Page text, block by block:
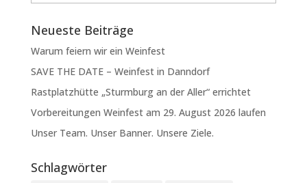
Neueste Beiträge
Warum feiern wir ein Weinfest
SAVE THE DATE – Weinfest in Danndorf
Rastplatzhütte „Sturmburg an der Aller“ errichtet
Vorbereitungen Weinfest am 29. August 2026 laufen
Unser Team. Unser Banner. Unsere Ziele.
Schlagwörter